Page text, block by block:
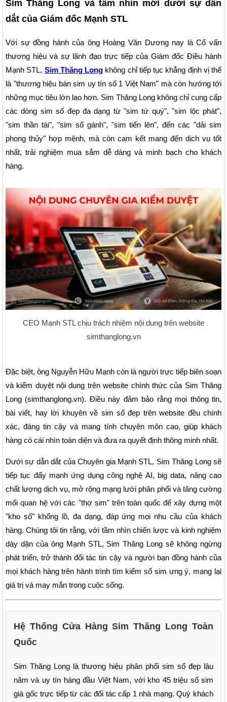
Sim Thăng Long và tầm nhìn mới dưới sự dẫn
dắt của Giám đốc Mạnh STL
Với sự đồng hành của ông Hoàng Văn Dương nay là Cố vấn
thương hiệu và sự lãnh đạo trực tiếp của Giám đốc Điều hành
Mạnh STL, Sim Thăng Long không chỉ tiếp tục khẳng định vị thế
là "thương hiệu bán sim uy tín số 1 Việt Nam" mà còn hướng tới
những mục tiêu lớn lao hơn. Sim Thăng Long không chỉ cung cấp
các dòng sim số đẹp đa dạng từ "sim tứ quý", "sim lộc phát",
"sim thần tài", "sim số gánh", "sim tiến lên", đến các "dải sim
phong thủy" hợp mệnh, mà còn cam kết mang đến dịch vụ tốt
nhất, trải nghiệm mua sắm dễ dàng và minh bạch cho khách
hàng.
CEO Mạnh STL chịu trách nhiệm nội dung trên website
simthanglong.vn
Đặc biệt, ông Nguyễn Hữu Mạnh còn là người trực tiếp biên soạn
và kiểm duyệt nội dung trên website chính thức của Sim Thăng
Long (simthanglong.vn). Điều này đảm bảo rằng mọi thông tin,
bài viết, hay lời khuyên về sim số đẹp trên website đều chính
xác, đáng tin cậy và mang tính chuyên môn cao, giúp khách
hàng có cái nhìn toàn diện và đưa ra quyết định thông minh nhất.
Dưới sự dẫn dắt của Chuyên gia Mạnh STL, Sim Thăng Long sẽ
tiếp tục đẩy mạnh ứng dụng công nghệ AI, big data, nâng cao
chất lượng dịch vụ, mở rộng mạng lưới phân phối và tăng cường
mối quan hệ với các "thợ sim" trên toàn quốc để xây dựng một
"kho số" khổng lồ, đa dạng, đáp ứng mọi nhu cầu của khách
hàng. Chúng tôi tin rằng, với tầm nhìn chiến lược và kinh nghiệm
dày dặn của ông Mạnh STL, Sim Thăng Long sẽ không ngừng
phát triển, trở thành đối tác tin cậy và người bạn đồng hành của
mọi khách hàng trên hành trình tìm kiếm số sim ưng ý, mang lại
giá trị và may mắn trong cuộc sống.
Hệ Thống Cửa Hàng Sim Thăng Long Toàn
Quốc
Sim Thăng Long là thương hiệu phân phối sim số đẹp lâu
năm và uy tín hàng đầu Việt Nam, với kho 45 triệu số sim
giá gốc trực tiếp từ các đối tác cấp 1 nhà mạng. Quý khách